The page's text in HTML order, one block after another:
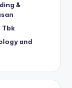
&
Tbk
and